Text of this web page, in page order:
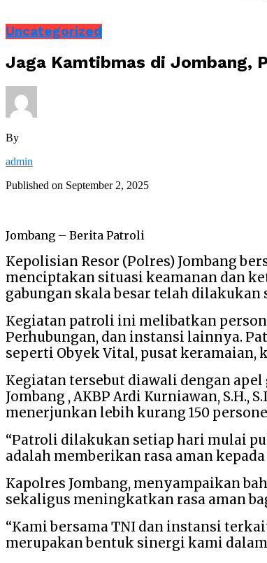
Uncategorized
Jaga Kamtibmas di Jombang,
By
admin
Published on September 2, 2025
Jombang – Berita Patroli
Kepolisian Resor (Polres) Jombang
menciptakan situasi keamanan dan
gabungan skala besar telah dilakukan
Kegiatan patroli ini melibatkan
Perhubungan, dan instansi lainnya.
seperti Obyek Vital, pusat keramaian,
Kegiatan tersebut diawali dengan
Jombang , AKBP Ardi Kurniawan, S.H.,
menerjunkan lebih kurang 150
“Patroli dilakukan setiap hari mulai
adalah memberikan rasa aman
Kapolres Jombang, menyampaikan
sekaligus meningkatkan rasa aman
“Kami bersama TNI dan instansi
merupakan bentuk sinergi kami